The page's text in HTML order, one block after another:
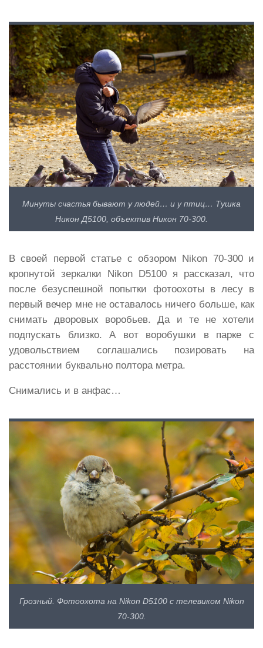
Минуты счастья бывают у людей… и у птиц… Тушка
Никон Д5100, объектив Никон 70-300.
В своей первой статье с обзором Nikon 70-300 и
кропнутой зеркалки Nikon D5100 я рассказал, что
после безуспешной попытки фотоохоты в лесу в
первый вечер мне не оставалось ничего больше, как
снимать дворовых воробьев. Да и те не хотели
подпускать близко. А вот воробушки в парке с
удовольствием соглашались позировать на
расстоянии буквально полтора метра.
Снимались и в анфас…
Грозный. Фотоохота на Nikon D5100 с телевиком Nikon
70-300.